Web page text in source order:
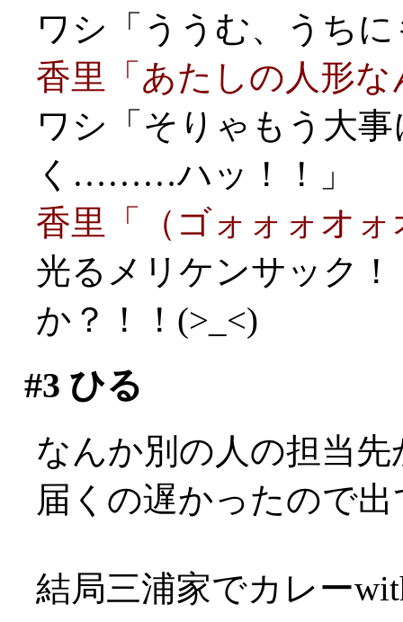
ワシ「ううむ、うち
香里「あたしの人形
ワシ「そりゃもう大
く………ハッ！！」
香里「（ゴォォォオ
光るメリケンサック
か？！！(>_<)
#3 ひる
なんか別の人の担当
届くの遅かったので
結局三浦家でカレー